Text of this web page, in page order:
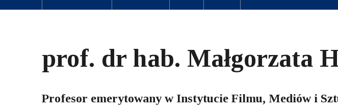
prof. dr hab. Małgorzata
Profesor emerytowany w Instytucie Filmu, Mediów i